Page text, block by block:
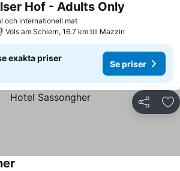
och internationell matSe priser
Hof - Adults Only
Völs am Schlern, 16.7 km till Mazzin
exakta priser
Se priser
Dela